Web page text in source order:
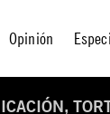
Opinión